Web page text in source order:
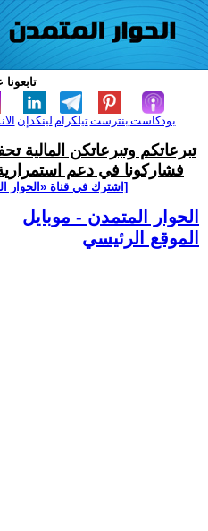
لينكدإن تيلكرامبنترست بودكاست
تبرعاتكم وتبرعاتكن المالية
فشاركونا في دعم
[اشترك في قناة ‫«الحوار
الحوار المتمدن - موبايل
الموقع الرئيسي